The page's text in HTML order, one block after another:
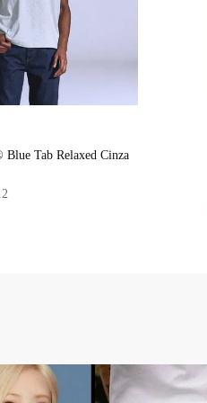
Blue Tab Relaxed Cinza